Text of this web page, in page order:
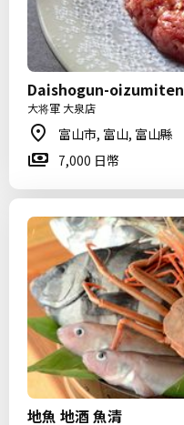
Daishogun-oizumiten
大将軍 大泉店
富山市, 富山, 富山縣
7,000 日幣
地魚 地酒 魚清